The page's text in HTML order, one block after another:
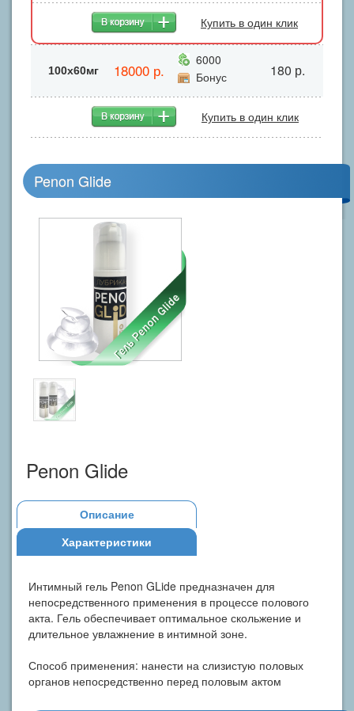
Купить в один клик
100х60мг 18000 р.
6000
Бонус
180 р.
Купить в один клик
Penon Glide
Penon Glide
Описание
Характеристики
Интимный гель Penon GLide предназначен для
непосредственного применения в процессе полового
акта. Гель обеспечивает оптимальное скольжение и
длительное увлажнение в интимной зоне.
Способ применения: нанести на слизистую половых
органов непосредственно перед половым актом